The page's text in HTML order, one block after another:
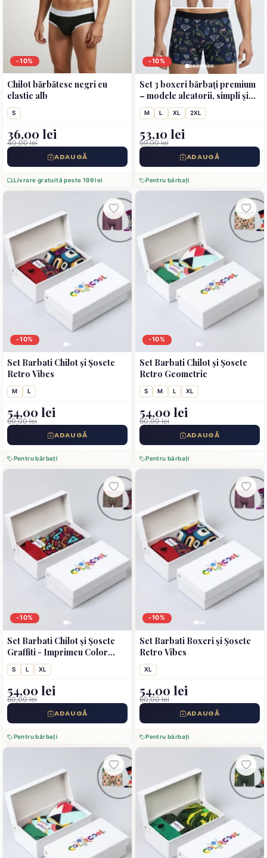
-10%
Chilot bărbătesc negri cu
elastic alb
S
36,00 lei
40,00 lei
ADAUGĂ
Livrare gratuită peste 199 lei
-10%
Set 3 boxeri bărbați premium
– modele aleatorii, simpli și
colorați, cu imprimeuri
M L XL 2XL
53,10 lei
59,00 lei
ADAUGĂ
Pentru bărbați
-10%
Set Barbati Chilot și Șosete
Retro Vibes
M L
54,00 lei
60,00 lei
ADAUGĂ
Pentru bărbați
-10%
Set Barbati Chilot și Șosete
Retro Geometric
S M L XL
54,00 lei
60,00 lei
ADAUGĂ
Pentru bărbați
-10%
Set Barbati Chilot și Șosete
Graffiti - Imprimeu Color
Bomb
S L XL
54,00 lei
60,00 lei
ADAUGĂ
Pentru bărbați
-10%
Set Barbati Boxeri și Șosete
Retro Vibes
XL
54,00 lei
60,00 lei
ADAUGĂ
Pentru bărbați